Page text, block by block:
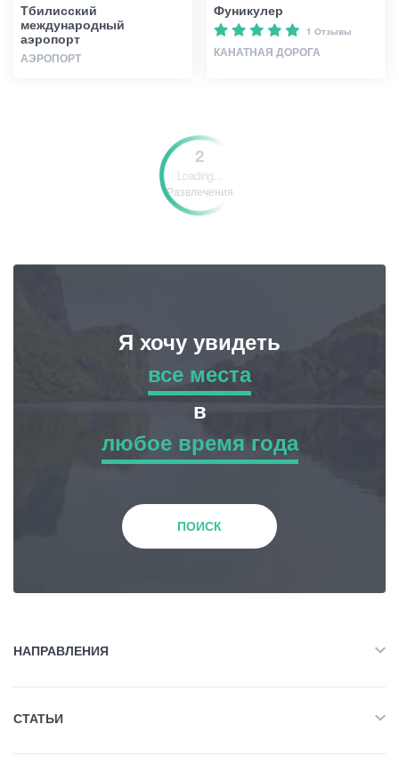
Тбилисский
международный
аэропорт
АЭРОПОРТ
Фуникулер
1 Отзывы
КАНАТНАЯ ДОРОГА
2
Loading...
Развлечения
Я хочу увидеть
все места
все места
в
любое время года
любое время года
ПОИСК
НАПРАВЛЕНИЯ
СТАТЬИ